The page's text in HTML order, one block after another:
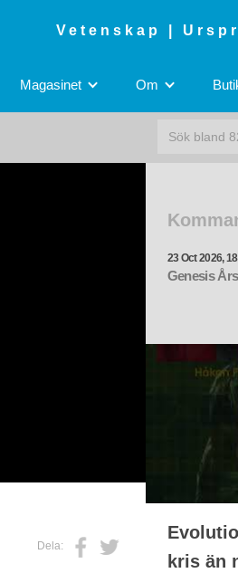
Vetenskap |
Magasinet Om
Dela:
23 Oct 2026,
Genesis
kris än